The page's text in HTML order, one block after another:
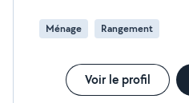
Ménage Rangement
Voir le profil